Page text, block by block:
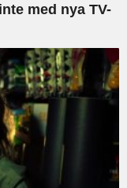
med nya TV-